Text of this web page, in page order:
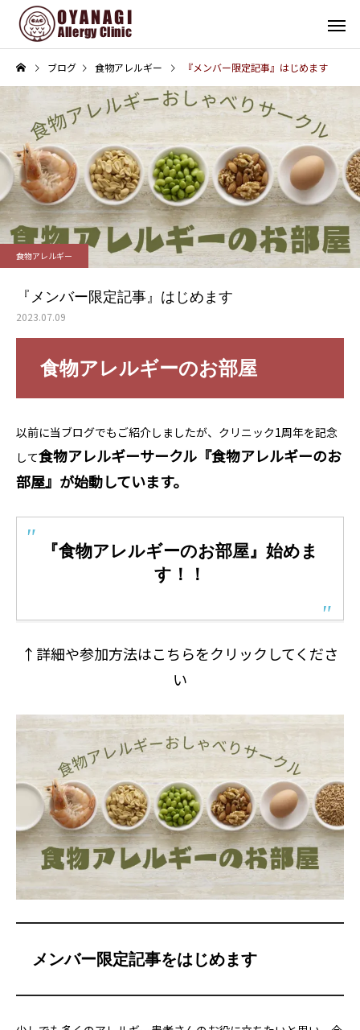
その他
子宮頸がん予防接種（HPV
ワクチン）を開始します
インフォメーション
4周年！
ブログ 食物アレルギー 『メンバー限定記事』はじめます
食物アレルギー
『メンバー限定記事』はじめます
2023.07.09
食物アレルギーのお部屋
以前に当ブログでもご紹介しましたが、クリニック1周年を記念
して食物アレルギーサークル『食物アレルギーのお
部屋』が始動しています。
『食物アレルギーのお部屋』始めま
す！！
↑詳細や参加方法はこちらをクリックしてくださ
い
メンバー限定記事をはじめます